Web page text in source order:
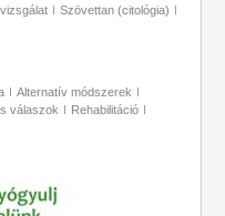
Szövettan (citológia)
Alternatív módszerek
válaszok
Rehabilitáció